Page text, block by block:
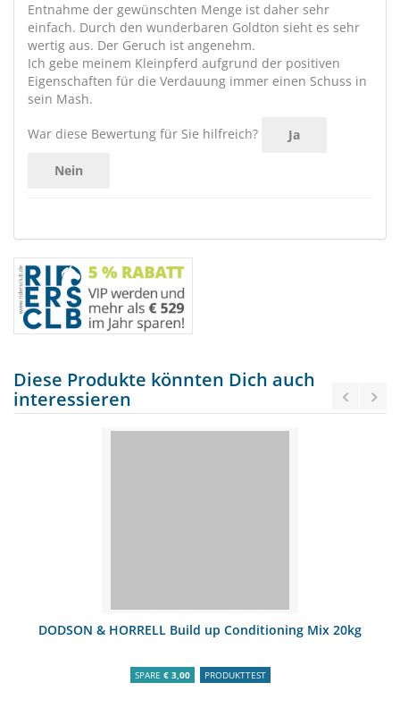
Entnahme der gewünschten Menge ist daher sehr
einfach. Durch den wunderbaren Goldton sieht es sehr
wertig aus. Der Geruch ist angenehm.
Ich gebe meinem Kleinpferd aufgrund der positiven
Eigenschaften für die Verdauung immer einen Schuss in
sein Mash.
War diese Bewertung für Sie hilfreich? Ja
Nein
Diese Produkte könnten Dich auch
interessieren
DODSON & HORRELL Build up Conditioning Mix 20kg
SPARE € 3,00 PRODUKTTEST